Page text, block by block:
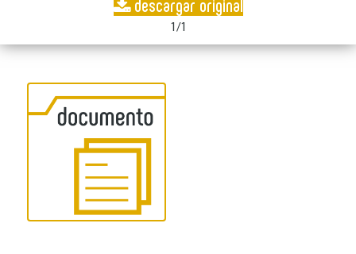
descargar original
1/1